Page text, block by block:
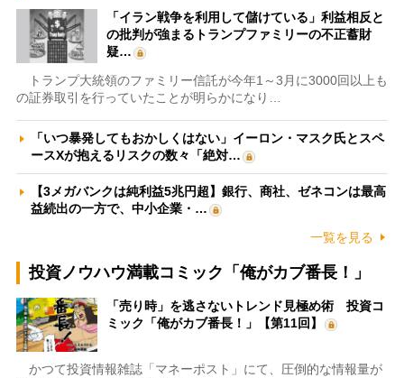
「イラン戦争を利用して儲けている」利益相反と
の批判が強まるトランプファミリーの不正蓄財
疑…
トランプ大統領のファミリー信託が今年1～3月に3000回以上も
の証券取引を行っていたことが明らかになり…
「いつ暴発してもおかしくはない」イーロン・マスク氏とスペ
ースXが抱えるリスクの数々「絶対…
【3メガバンクは純利益5兆円超】銀行、商社、ゼネコンは最高
益続出の一方で、中小企業・…
一覧を見る
投資ノウハウ満載コミック「俺がカブ番長！」
「売り時」を逃さないトレンド見極め術 投資コ
ミック「俺がカブ番長！」【第11回】
かつて投資情報雑誌「マネーポスト」にて、圧倒的な情報量が